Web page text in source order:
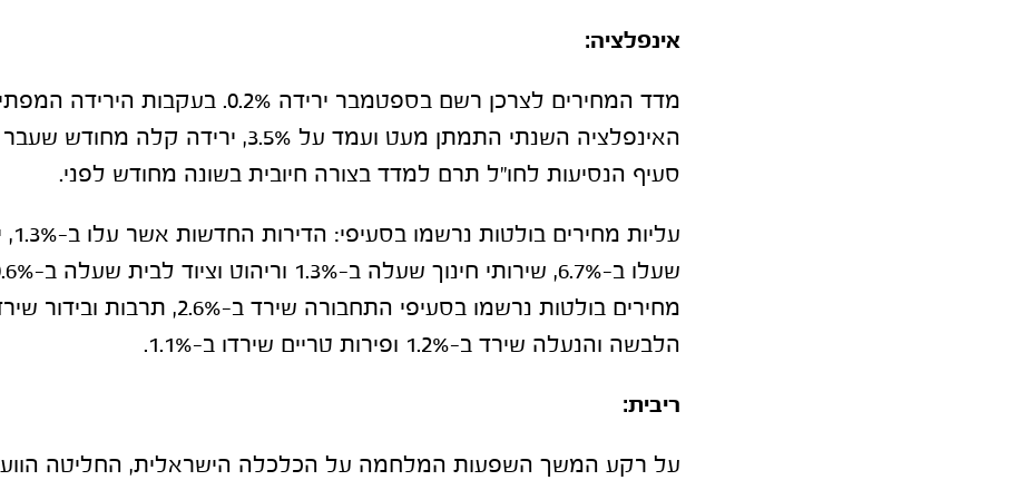
אינפלציה:
מדד המחירים לצרכן רשם בספטמבר ירידה 0.2%. בעקבות
סעיף הנסיעות לחו"ל תרם למדד בצורה חיובית בשונה מחודש לפני.
הלבשה והנעלה שירד ב-1.2% ופירות טריים שירדו ב-1.1%.
ריבית:
על רקע המשך השפעות המלחמה על הכלכלה הישראלית, החליטה